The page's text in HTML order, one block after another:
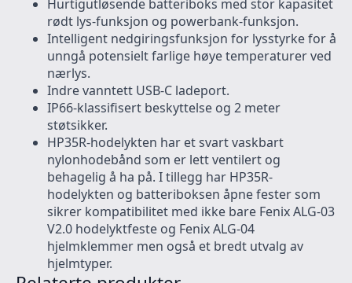
Hurtigutløsende batteriboks med stor kapasitet
rødt lys-funksjon og powerbank-funksjon.
Intelligent nedgiringsfunksjon for lysstyrke for å
unngå potensielt farlige høye temperaturer ved
nærlys.
Indre vanntett USB-C ladeport.
IP66-klassifisert beskyttelse og 2 meter
støtsikker.
HP35R-hodelykten har et svart vaskbart
nylonhodebånd som er lett ventilert og
behagelig å ha på. I tillegg har HP35R-
hodelykten og batteriboksen åpne fester som
sikrer kompatibilitet med ikke bare Fenix ALG-03
V2.0 hodelyktfeste og Fenix ALG-04
hjelmklemmer men også et bredt utvalg av
hjelmtyper.